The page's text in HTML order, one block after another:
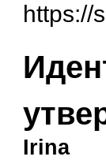
https://
Irina